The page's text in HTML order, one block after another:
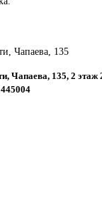
Чапаева, 135
Чапаева, 135, 2 этаж